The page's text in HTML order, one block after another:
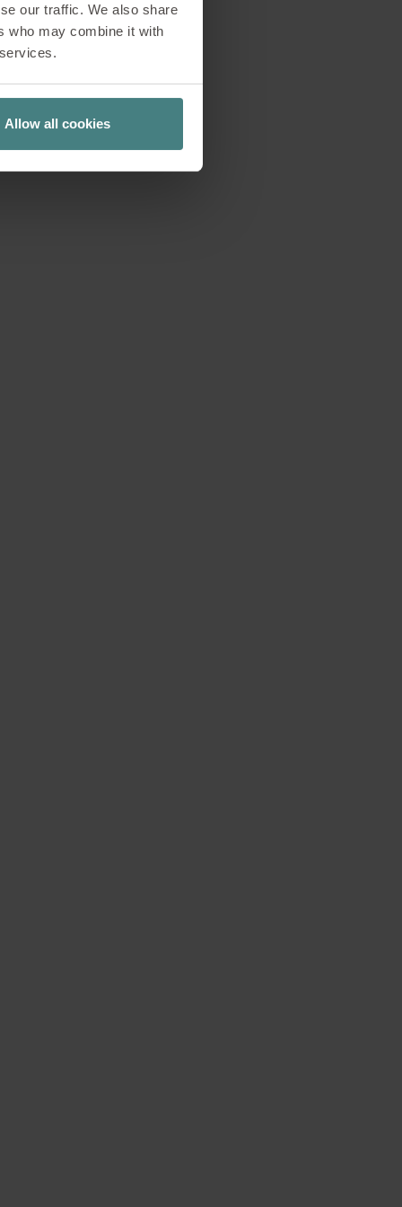
our traffic. We also share
who may combine it with
Allow all cookies
y especialista
«Handbook of
(De Gruyter,
15 de Sedus